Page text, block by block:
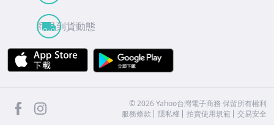
商品到貨動態
APP Store
facebook ©2026 Yahoo台灣電子商務 保留所有權利
服務條款
隱私權 拍賣使用規範 交易安全